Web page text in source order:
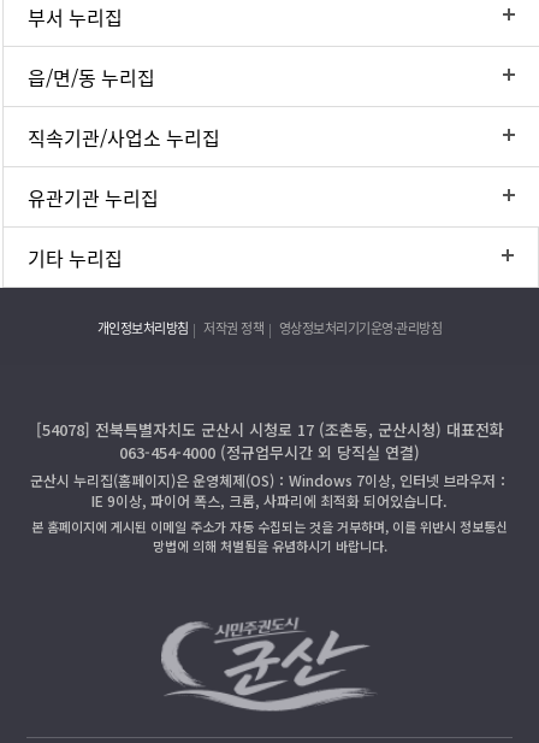
부서 누리집
읍/면/동 누리집
직속기관/사업소 누리집
유관기관 누리집
기타 누리집
개인정보처리방침 저작권 정책 영상정보처리기기운영·관리방침
[54078] 전북특별자치도 군산시 시청로 17 (조촌동, 군산시청) 대표전화
063-454-4000 (정규업무시간 외 당직실 연결)
군산시 누리집(홈페이지)은 운영체제(OS)：Windows 7이상, 인터넷 브라우저：
IE 9이상, 파이어 폭스, 크롬, 사파리에 최적화 되어있습니다.
본 홈페이지에 게시된 이메일 주소가 자동 수집되는 것을 거부하며, 이를 위반시 정보통신
망법에 의해 처벌됨을 유념하시기 바랍니다.